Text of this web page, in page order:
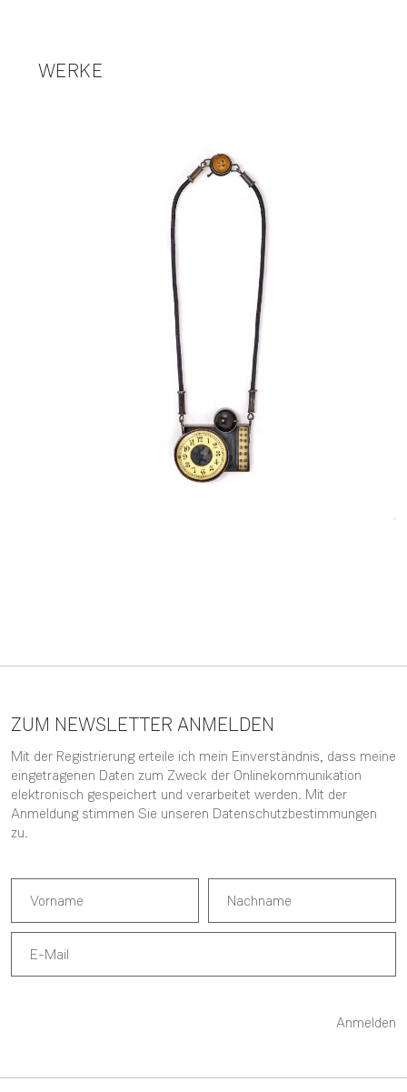
WERKE
ZUM NEWSLETTER ANMELDEN
Mit der Registrierung erteile ich mein Einverständnis, dass meine
eingetragenen Daten zum Zweck der Onlinekommunikation
elektronisch gespeichert und verarbeitet werden. Mit der
Anmeldung stimmen Sie unseren Datenschutzbestimmungen
zu.
Anmelden